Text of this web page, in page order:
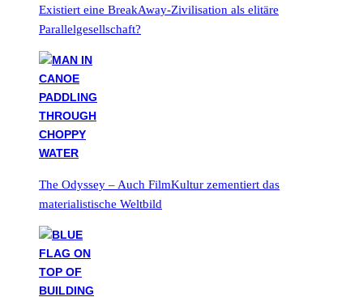
Existiert eine BreakAway-Zivilisation als elitäre
Parallelgesellschaft?
The Odyssey – Auch FilmKultur zementiert das
materialistische Weltbild